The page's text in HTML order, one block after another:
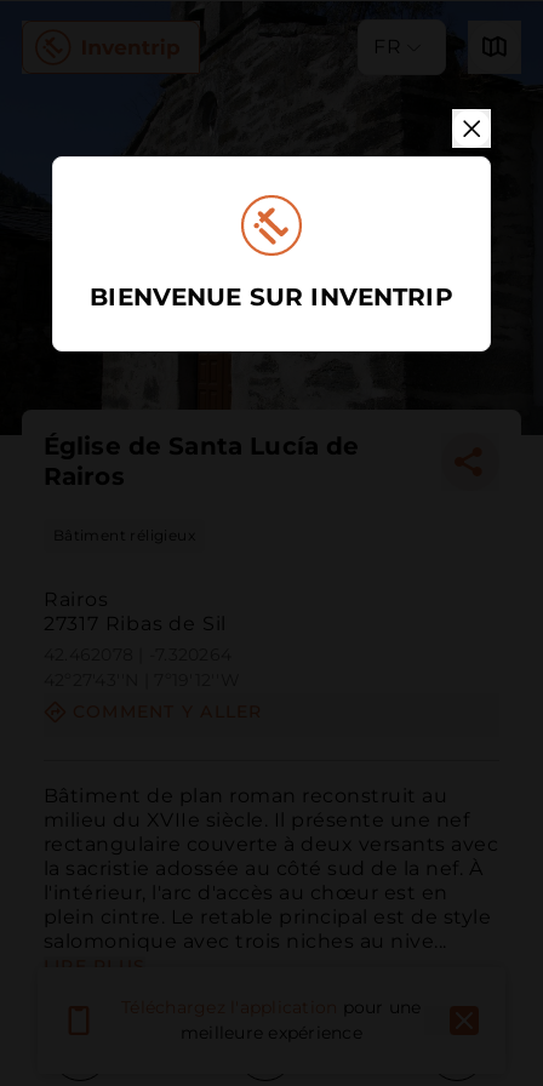
FR
Église de Santa Lucía de
Rairos
Bâtiment réligieux
Rairos
27317 Ribas de Sil
Bâtiment de plan roman reconstruit au
milieu du XVIIe siècle. Il présente une nef
rectangulaire couverte à deux versants avec
la sacristie adossée au côté sud de la nef. À
l'intérieur, l'arc d'accès au chœur est en
plein cintre. Le retable principal est de style
salomonique avec trois niches au nive...
pour une
meilleure expérience
BIENVENUE SUR INVENTRIP